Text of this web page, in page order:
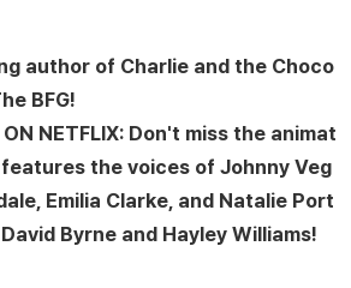
초콜릿 공장』 『제임스와 거대한 복숭아』
화와 뮤지컬로도 유명해졌다. 시나리오 작
명성을 얻은 그의 작품은 63개의 언어로
판매되기에 이르렀다. 로알드 달은 1
타임스〉는 그를 “우리 시대에 가장 널리 읽
가 중 한 명”이라고 소개하면서 그의 부고에
의 이야기를 사랑했고 그를 제일 좋아하는
그렸습니다. 1980년에는 그림책 《맥노리
이 상을 받았고, 1996년에는 《어릿광대》가
해의 어린이책으로 선정되었으며, 2002
상했습니다.
author of Charlie and the Choco
BFG!
ON NETFLIX: Don't miss the animat
features the voices of Johnny Veg
Emilia Clarke, and Natalie Port
Byrne and Hayley Williams!